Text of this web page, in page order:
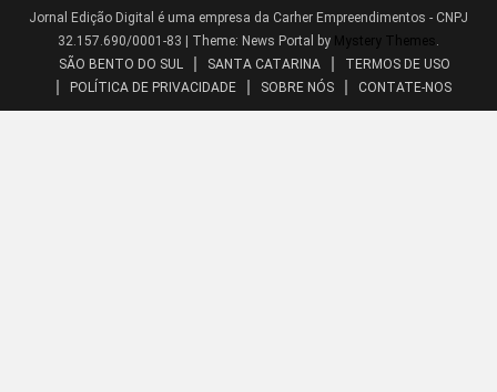
Jornal Edição Digital é uma empresa da Carher Empreendimentos - CNPJ
32.157.690/0001-83
Theme: News Portal by Mystery Themes .
SÃO BENTO DO SUL
SANTA CATARINA
TERMOS DE USO
POLÍTICA DE PRIVACIDADE
SOBRE NÓS CONTATE-NOS